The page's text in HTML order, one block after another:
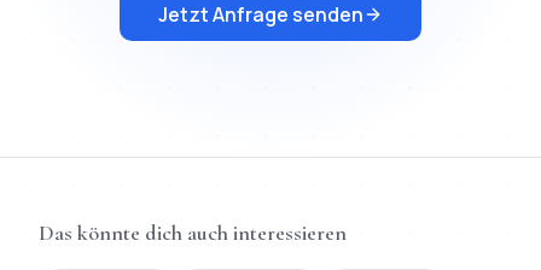
Jetzt Anfrage senden
Das könnte dich auch interessieren